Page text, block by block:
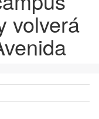
volverá